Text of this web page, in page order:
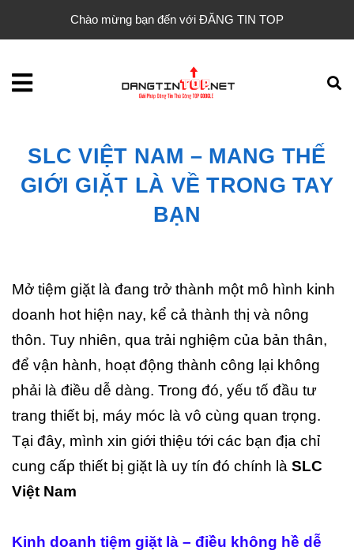
Chào mừng bạn đến với ĐĂNG TIN TOP
SLC VIỆT NAM – MANG THẾ
GIỚI GIẶT LÀ VỀ TRONG TAY
BẠN
Mở tiệm giặt là đang trở thành một mô hình kinh
doanh hot hiện nay, kể cả thành thị và nông
thôn. Tuy nhiên, qua trải nghiệm của bản thân,
để vận hành, hoạt động thành công lại không
phải là điều dễ dàng. Trong đó, yếu tố đầu tư
trang thiết bị, máy móc là vô cùng quan trọng.
Tại đây, mình xin giới thiệu tới các bạn địa chỉ
cung cấp thiết bị giặt là uy tín đó chính là SLC
Việt Nam
Kinh doanh tiệm giặt là – điều không hề dễ